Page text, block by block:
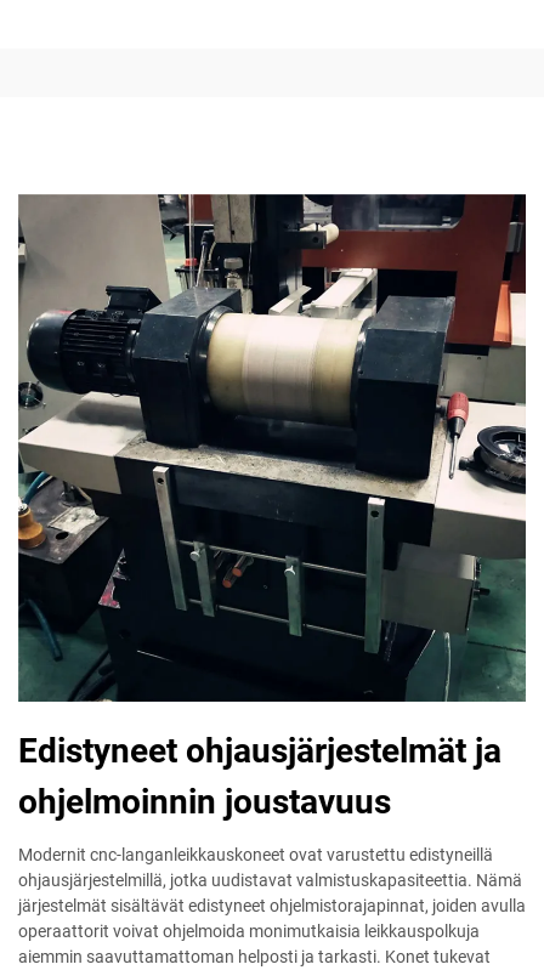
Edistyneet ohjausjärjestelmät ja
ohjelmoinnin joustavuus
Modernit cnc-langanleikkauskoneet ovat varustettu edistyneillä
ohjausjärjestelmillä, jotka uudistavat valmistuskapasiteettia. Nämä
järjestelmät sisältävät edistyneet ohjelmistorajapinnat, joiden avulla
operaattorit voivat ohjelmoida monimutkaisia leikkauspolkuja
aiemmin saavuttamattoman helposti ja tarkasti. Konet tukevat